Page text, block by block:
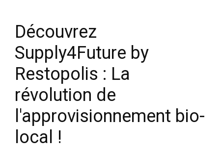
Découvrez
Supply4Future by
Restopolis : La
révolution de
l'approvisionnement bio-
local !